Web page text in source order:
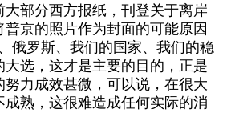
部分西方报纸，刊登关于离岸
京的照片作为封面的可能原因
俄罗斯、我们的国家、我们的稳
选，这才是主要的目的，正是
力成效甚微，可以说，在很大
熟，这很难造成任何实际的消